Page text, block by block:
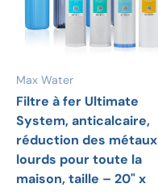
Max Water
Filtre à fer Ultimate
System, anticalcaire,
réduction des métaux
lourds pour toute la
maison, taille – 20" x